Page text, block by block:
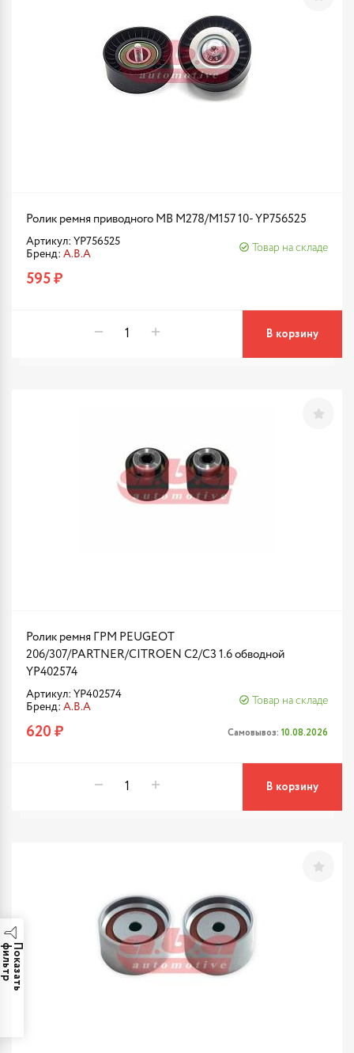
П
о
к
а
з
а
т
ь
ф
и
л
ь
т
Ролик ремня приводного MB M278/M157 10- YP756525
Артикул: YP756525
Бренд: A.B.A
Товар на складе
595 ₽
В корзину
Ролик ремня ГРМ PEUGEOT
206/307/PARTNER/CITROEN C2/C3 1.6 обводной
YP402574
Артикул: YP402574
Бренд: A.B.A
Товар на складе
620 ₽ Самовывоз: 10.08.2026
В корзину